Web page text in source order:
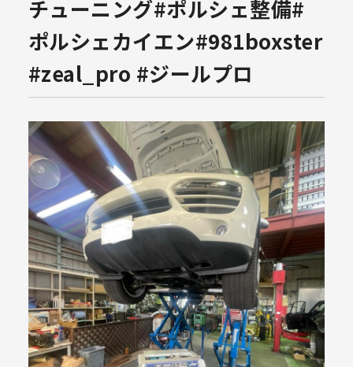
チューニング#ポルシェ整備#
ポルシェカイエン#981boxster
#zeal_pro #ジールプロ